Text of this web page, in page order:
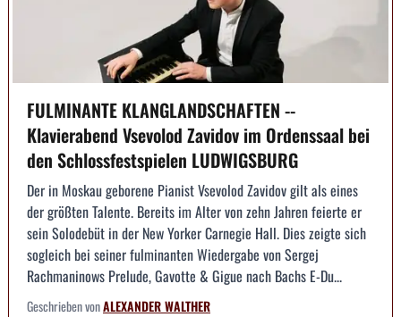
FULMINANTE KLANGLANDSCHAFTEN --
Klavierabend Vsevolod Zavidov im Ordenssaal bei
den Schlossfestspielen LUDWIGSBURG
Der in Moskau geborene Pianist Vsevolod Zavidov gilt als eines
der größten Talente. Bereits im Alter von zehn Jahren feierte er
sein Solodebüt in der New Yorker Carnegie Hall. Dies zeigte sich
sogleich bei seiner fulminanten Wiedergabe von Sergej
Rachmaninows Prelude, Gavotte & Gigue nach Bachs E-Du...
Geschrieben vonALEXANDER WALTHER